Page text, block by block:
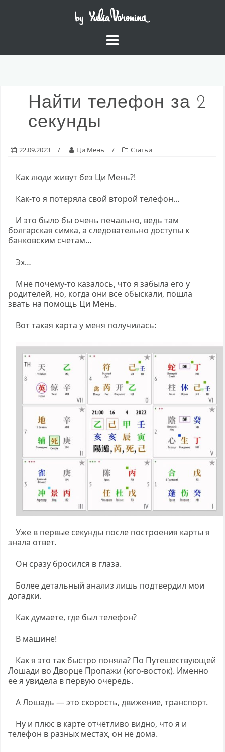
Найти телефон за 2
секунды
22.09.2023 Ци Мень Статьи
Как люди живут без Ци Мень?!
Как-то я потеряла свой второй телефон…
И это было бы очень печально, ведь там
болгарская симка, а следовательно доступы к
банковским счетам…
Эх…
Мне почему-то казалось, что я забыла его у
родителей, но, когда они все обыскали, пошла
звать на помощь Ци Мень.
Вот такая карта у меня получилась:
Уже в первые секунды после построения карты я
знала ответ.
Он сразу бросился в глаза.
Более детальный анализ лишь подтвердил мои
догадки.
Как думаете, где был телефон?
В машине!
Как я это так быстро поняла? По Путешествующей
Лошади во Дворце Пропажи (юго-восток). Именно
ее я увидела в первую очередь.
А Лошадь — это скорость, движение, транспорт.
Ну и плюс в карте отчётливо видно, что я и
телефон в разных местах, он не дома.